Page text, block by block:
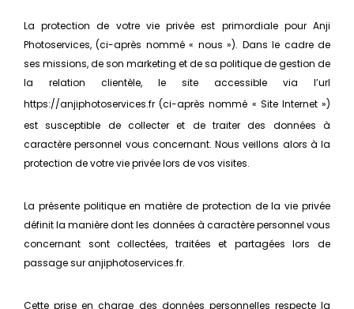
La protection de votre vie privée est primordiale pour Anji
Photoservices, (ci-après nommé « nous »). Dans le cadre de
ses missions, de son marketing et de sa politique de gestion de
la relation clientèle, le site accessible via l’url
https://anjiphotoservices.fr (ci-après nommé « Site Internet »)
est susceptible de collecter et de traiter des données à
caractère personnel vous concernant. Nous veillons alors à la
protection de votre vie privée lors de vos visites.
La présente politique en matière de protection de la vie privée
définit la manière dont les données à caractère personnel vous
concernant sont collectées, traitées et partagées lors de
passage sur anjiphotoservices.fr.
Cette prise en charge des données personnelles respecte la